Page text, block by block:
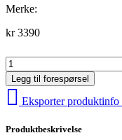
Merke:
kr3390
Rustfri
benk
med
oppkant
en
BxDxH:
Legg til forespørsel
Eksporter produktinfo
Produktbeskrivelse